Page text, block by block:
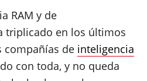
RAM y de
triplicado en los últimos
compañías de inteligencia
con toda, y no queda